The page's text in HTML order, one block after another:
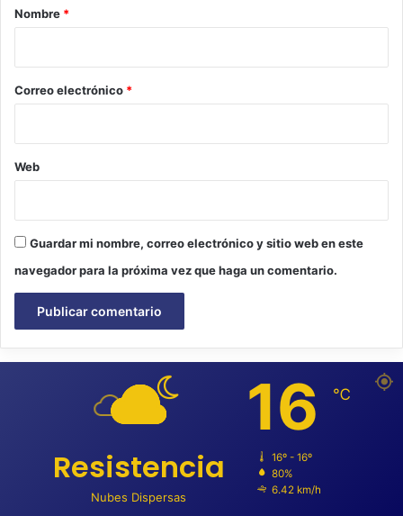
r
*
Nombre *
Correo electrónico *
Web
Guardar mi nombre, correo electrónico y sitio web en este
navegador para la próxima vez que haga un comentario.
Resistencia
Nubes Dispersas
16 ℃
16º - 16º
80%
6.42 km/h